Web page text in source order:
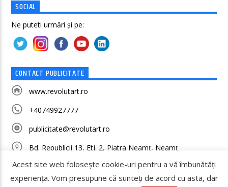
SOCIAL
Ne puteti urmări și pe:
CONTACT PUBLICITATE
www.revolutart.ro
+40749927777
publicitate@revolutart.ro
Bd. Republicii 13, Etj. 2, Piatra Neamț, Neamț
Acest site web folosește cookie-uri pentru a vă îmbunătăți
experiența. Vom presupune că sunteți de acord cu asta, dar